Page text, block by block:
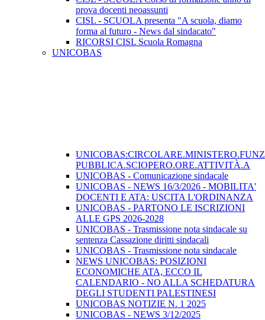
prova docenti neoassunti
CISL - SCUOLA presenta "A scuola, diamo
forma al futuro - News dal sindacato"
RICORSI CISL Scuola Romagna
UNICOBAS
PUBBLICA.SCIOPERO.ORE.ATTIVITÀ.A
UNICOBAS - Comunicazione sindacale
UNICOBAS - NEWS 16/3/2026 - MOBILITA'
DOCENTI E ATA: USCITA L'ORDINANZA
UNICOBAS - PARTONO LE ISCRIZIONI
ALLE GPS 2026-2028
UNICOBAS - Trasmissione nota sindacale su
sentenza Cassazione diritti sindacali
UNICOBAS - Trasmissione nota sindacale
NEWS UNICOBAS: POSIZIONI
ECONOMICHE ATA, ECCO IL
CALENDARIO - NO ALLA SCHEDATURA
DEGLI STUDENTI PALESTINESI
UNICOBAS NOTIZIE N. 1 2025
UNICOBAS - NEWS 3/12/2025